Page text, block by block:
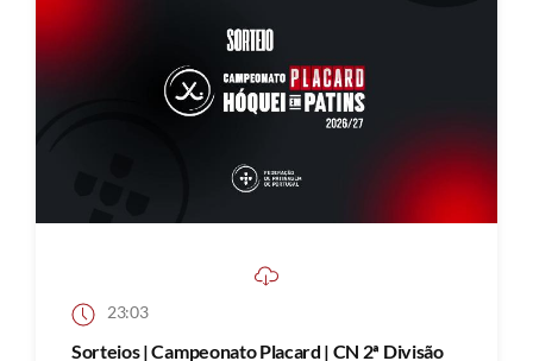
23:03
Sorteios | Campeonato Placard | CN 2ª Divisão